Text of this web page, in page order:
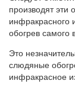
производят эти
инфракрасного
обогрев самого
Это
слюдяные
инфракрасное